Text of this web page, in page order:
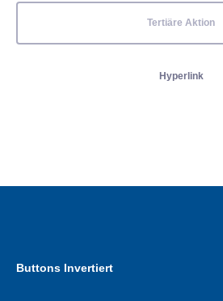
Tertiäre Aktion
Hyperlink
Buttons Invertiert